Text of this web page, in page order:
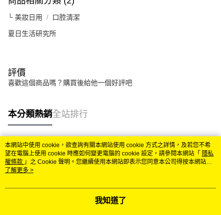
└ 美妝日用 口腔清潔
夏日生活研究所
評價
喜歡這個商品嗎？購買後給他一個好評吧
本分類熱銷全站排行
熱門標籤
本網站中使用 cookie，欲查詢有關本網站使用 cookie 方式之詳情，及若您不希
望在電腦上使用 cookie 時應如何變更電腦的 cookie 設定，請參閱本網站「 隱私
權條款 」之 Cookie 聲明。您繼續使用本網站即表示您同意本公司得按本網站使
用條款之 Cookie 聲明使用 cookie。
了解更多 >
我知道了